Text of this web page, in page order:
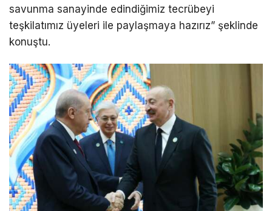
savunma sanayinde edindiğimiz tecrübeyi
teşkilatımız üyeleri ile paylaşmaya hazırız” şeklinde
konuştu.